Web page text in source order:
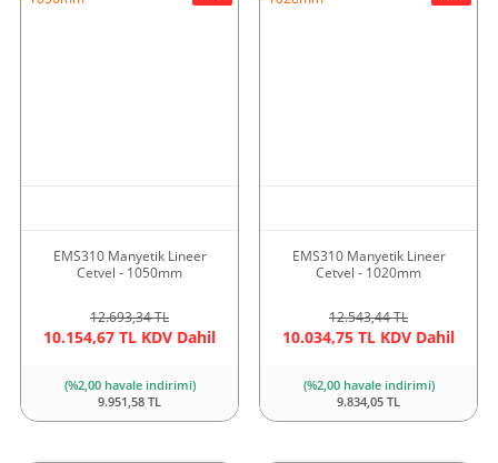
EMS310 Manyetik Lineer
Cetvel - 1050mm
12.693,34 TL
10.154,67 TL KDV Dahil
(%2,00 havale indirimi)
9.951,58 TL
EMS310 Manyetik Lineer
Cetvel - 1020mm
12.543,44 TL
10.034,75 TL KDV Dahil
(%2,00 havale indirimi)
9.834,05 TL